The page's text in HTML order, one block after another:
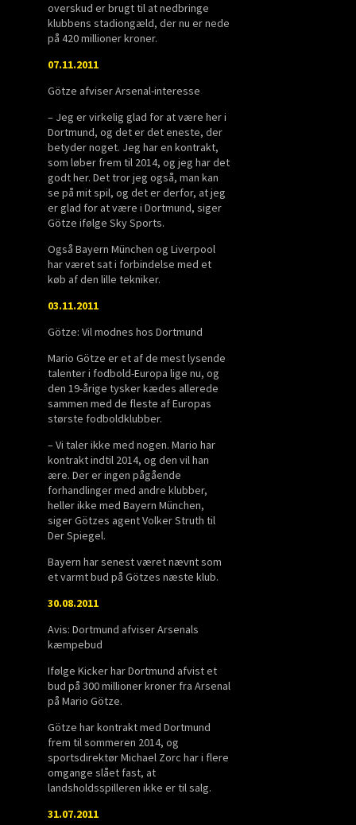
overskud er brugt til at nedbringe
klubbens stadiongæld, der nu er nede
på 420 millioner kroner.
07.11.2011
Götze afviser Arsenal-interesse
– Jeg er virkelig glad for at være her i
Dortmund, og det er det eneste, der
betyder noget. Jeg har en kontrakt,
som løber frem til 2014, og jeg har det
godt her. Det tror jeg også, man kan
se på mit spil, og det er derfor, at jeg
er glad for at være i Dortmund, siger
Götze ifølge Sky Sports.
Også Bayern München og Liverpool
har været sat i forbindelse med et
køb af den lille tekniker.
03.11.2011
Götze: Vil modnes hos Dortmund
Mario Götze er et af de mest lysende
talenter i fodbold-Europa lige nu, og
den 19-årige tysker kædes allerede
sammen med de fleste af Europas
største fodboldklubber.
– Vi taler ikke med nogen. Mario har
kontrakt indtil 2014, og den vil han
ære. Der er ingen pågående
forhandlinger med andre klubber,
heller ikke med Bayern München,
siger Götzes agent Volker Struth til
Der Spiegel.
Bayern har senest været nævnt som
et varmt bud på Götzes næste klub.
30.08.2011
Avis: Dortmund afviser Arsenals
kæmpebud
Ifølge Kicker har Dortmund afvist et
bud på 300 millioner kroner fra Arsenal
på Mario Götze.
Götze har kontrakt med Dortmund
frem til sommeren 2014, og
sportsdirektør Michael Zorc har i flere
omgange slået fast, at
landsholdsspilleren ikke er til salg.
31.07.2011